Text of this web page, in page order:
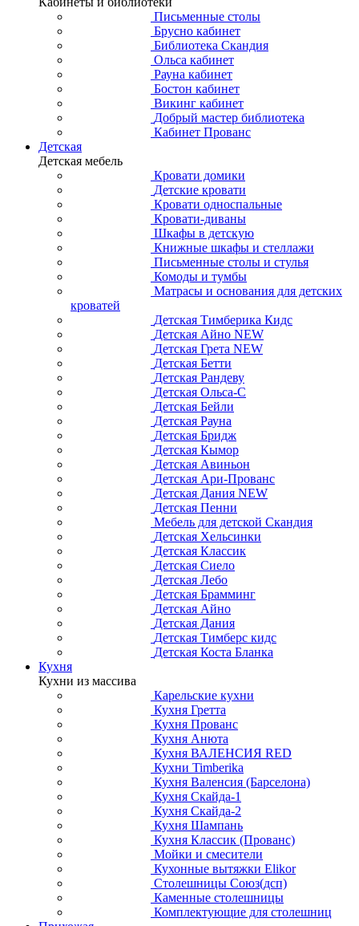
Письменные столы
Брусно кабинет
Библиотека Скандия
Ольса кабинет
Рауна кабинет
Бостон кабинет
Викинг кабинет
Добрый мастер библиотека
Кабинет Прованс
Детская
Детская мебель
Кровати домики
Детские кровати
Кровати односпальные
Кровати-диваны
Шкафы в детскую
Книжные шкафы и стеллажи
Письменные столы и стулья
Комоды и тумбы
Матрасы и основания для детских
кроватей
Детская Тимберика Кидс
Детская Айно NEW
Детская Грета NEW
Детская Бетти
Детская Рандеву
Детская Ольса-С
Детская Бейли
Детская Рауна
Детская Бридж
Детская Кымор
Детская Авиньон
Детская Ари-Прованс
Детская Дания NEW
Детская Пенни
Мебель для детской Скандия
Детская Хельсинки
Детская Классик
Детская Сиело
Детская Лебо
Детская Брамминг
Детская Айно
Детская Дания
Детская Тимберс кидс
Детская Коста Бланка
Кухня
Кухни из массива
Карельские кухни
Кухня Гретта
Кухня Прованс
Кухня Анюта
Кухня ВАЛЕНСИЯ RED
Кухни Timberika
Кухня Валенсия (Барселона)
Кухня Скайда-1
Кухня Скайда-2
Кухня Шампань
Кухня Классик (Прованс)
Мойки и смесители
Кухонные вытяжки Elikor
Столешницы Союз(дсп)
Каменные столешницы
Комплектующие для столешниц